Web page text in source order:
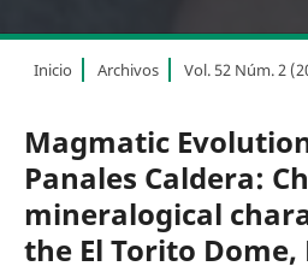
Inicio Archivos Vol. 52 Núm. 2
Magmatic
Panales Caldera:
mineralogical
the El Torito Dome,